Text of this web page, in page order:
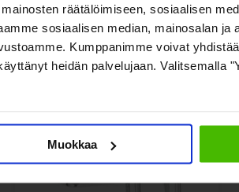
räätälöimiseen, sosiaalisen
sosiaalisen median, mainosalan ja
Kumppanimme voivat
heidän palvelujaan. Valitsemalla
Muokkaa
nämä